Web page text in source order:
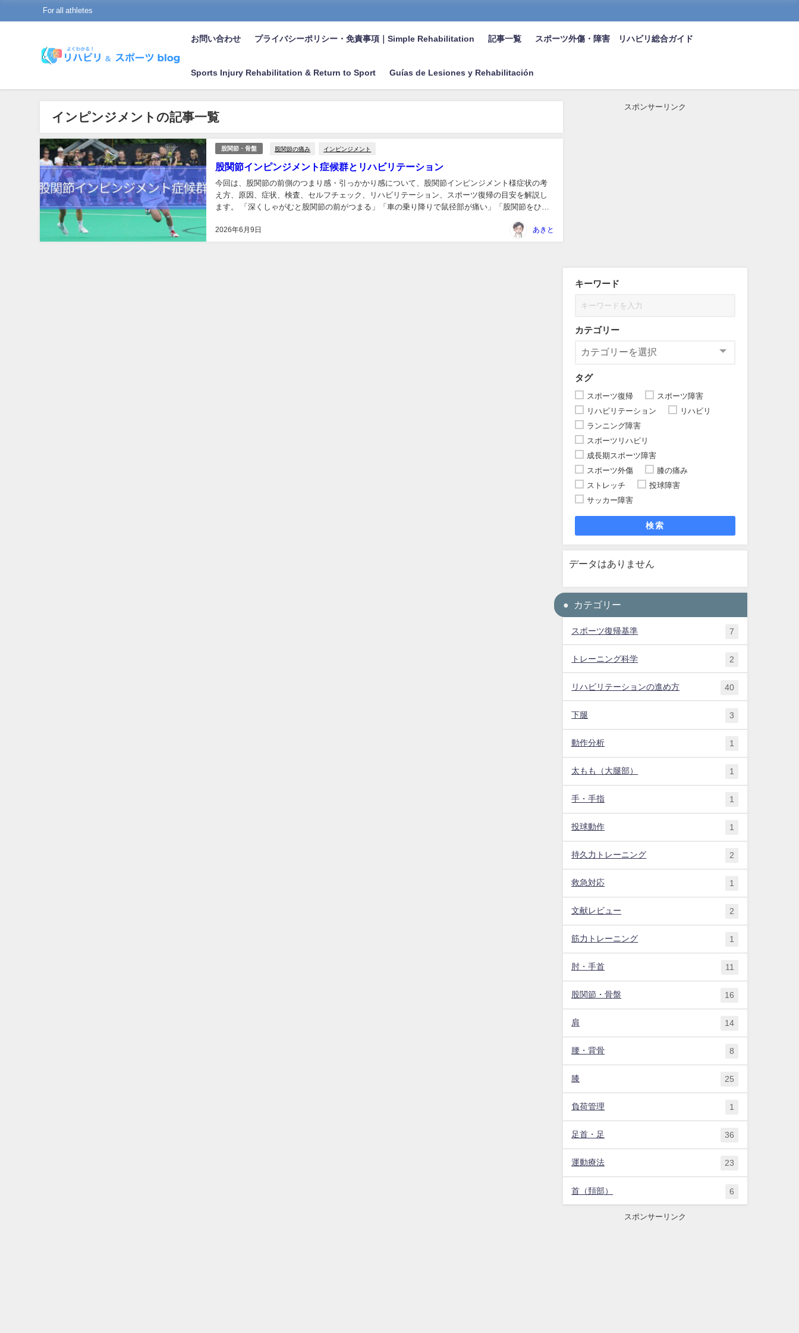
For all athletes
お問い合わせ プライバシーポリシー・免責事項｜Simple Rehabilitation 記事一覧 スポーツ外傷・障害 リハビリ総合ガイド
Sports Injury Rehabilitation & Return to Sport Guías de Lesiones y Rehabilitación
インピンジメントの記事一覧
股関節・骨盤 股関節の痛み インピンジメント
股関節インピンジメント症候群とリハビリテーション
2026年6月9日
今回は、股関節の前側のつまり感・引っかかり感について、股関節インピンジメント様症状の考
え方、原因、症状、検査、セルフチェック、リハビリテーション、スポーツ復帰の目安を解説し
ます。 「深くしゃがむと股関節の前がつまる」「車の乗り降りで鼠径部が痛い」「股関節をひね
あきと
スポンサーリンク
キーワード
カテゴリー
タグ
スポーツ復帰
スポーツ障害
リハビリテーション
リハビリ
ランニング障害
スポーツリハビリ
成長期スポーツ障害
スポーツ外傷
膝の痛み
ストレッチ
投球障害
サッカー障害
検索
データはありません
カテゴリー
スポーツ復帰基準 7
トレーニング科学 2
リハビリテーションの進め方 40
下腿 3
動作分析 1
太もも（大腿部） 1
手・手指 1
投球動作 1
持久力トレーニング 2
救急対応 1
文献レビュー 2
筋力トレーニング 1
肘・手首 11
股関節・骨盤 16
肩 14
腰・背骨 8
膝 25
負荷管理 1
足首・足 36
運動療法 23
首（頚部） 6
スポンサーリンク